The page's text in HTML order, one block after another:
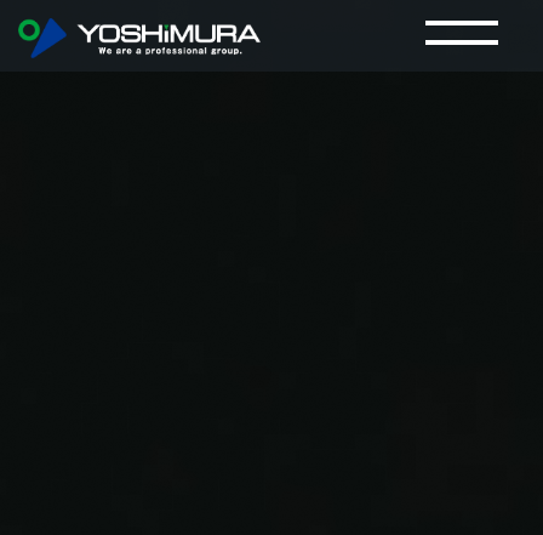
プラント工事 | 株式会社 吉村株式会社 吉村